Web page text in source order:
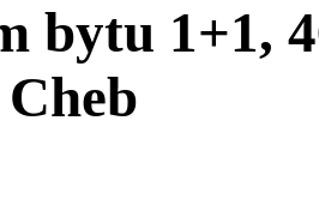
bytu 1+1,